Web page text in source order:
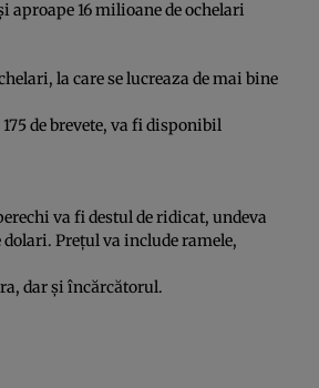
aproape 16 milioane de ochelari
la care se lucreaza de mai bine
de brevete, va fi disponibil
va fi destul de ridicat, undeva
dolari. Preţul va include ramele,
dar şi încărcătorul.